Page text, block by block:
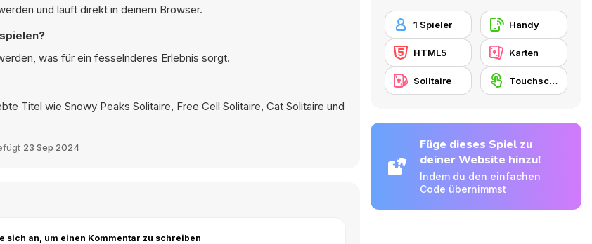
und läuft direkt in deinem Browser.
was für ein fesselnderes Erlebnis sorgt.
Titel wie Snowy Peaks Solitaire, Free Cell Solitaire, Cat Solitaire und
23 Sep 2024
sich an, um einen Kommentar zu schreiben
1 Spieler Handy
HTML5 Karten
Solitaire Touchscreen
Füge dieses Spiel zu
deiner Website hinzu!
Indem du den einfachen
Code übernimmst